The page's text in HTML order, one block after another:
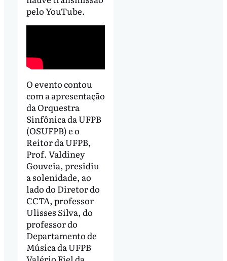
pelo YouTube.
O evento contou
com a apresentação
da Orquestra
Sinfônica da UFPB
(OSUFPB) e o
Reitor da UFPB,
Prof. Valdiney
Gouveia, presidiu
a solenidade, ao
lado do Diretor do
CCTA, professor
Ulisses Silva, do
professor do
Departamento de
Música da UFPB